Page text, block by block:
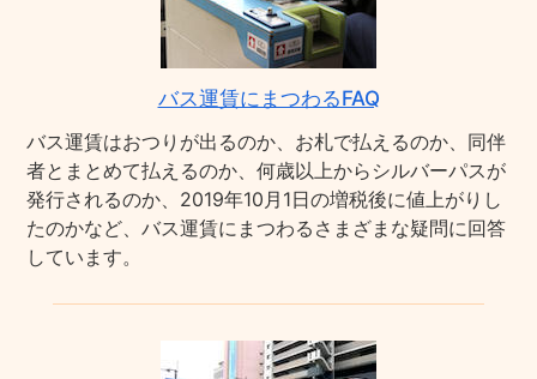
バス運賃にまつわるFAQ
バス運賃はおつりが出るのか、お札で払えるのか、同伴
者とまとめて払えるのか、何歳以上からシルバーパスが
発行されるのか、2019年10月1日の増税後に値上がりし
たのかなど、バス運賃にまつわるさまざまな疑問に回答
しています。